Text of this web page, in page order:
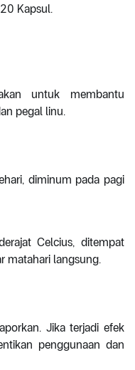
Kapsul.
untuk membantu
pegal linu.
diminum pada pagi
Celcius, ditempat
matahari langsung.
Jika terjadi efek
penggunaan dan